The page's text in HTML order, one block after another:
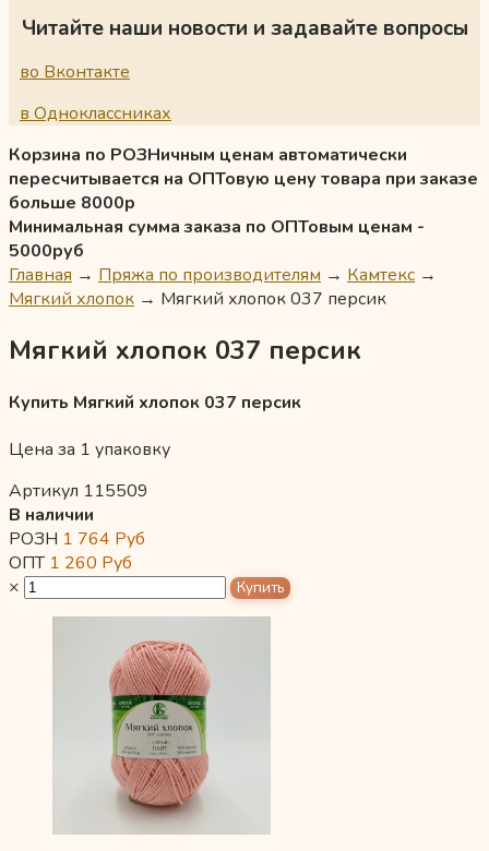
Читайте наши новости и задавайте вопросы
во Вконтакте
в Одноклассниках
Корзина по РОЗНичным ценам автоматически
пересчитывается на ОПТовую цену товара при заказе
больше 8000р
Минимальная сумма заказа по ОПТовым ценам -
5000руб
Главная → Пряжа по производителям → Камтекс →
Мягкий хлопок → Мягкий хлопок 037 персик
Мягкий хлопок 037 персик
Купить Мягкий хлопок 037 персик
Цена за 1 упаковку
Артикул 115509
В наличии
РОЗН 1 764 Руб
ОПТ 1 260 Руб
×